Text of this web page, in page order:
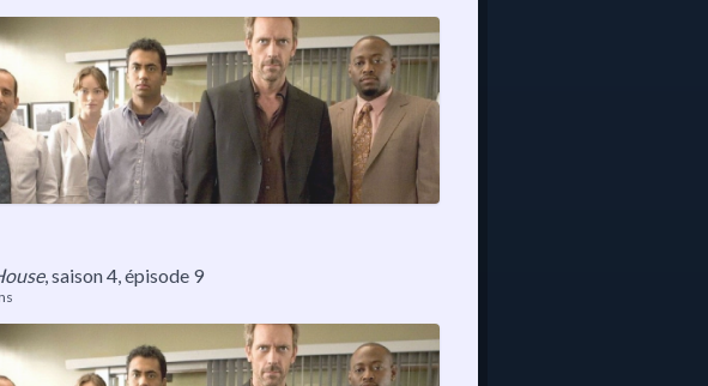
,saison 4, épisode 9